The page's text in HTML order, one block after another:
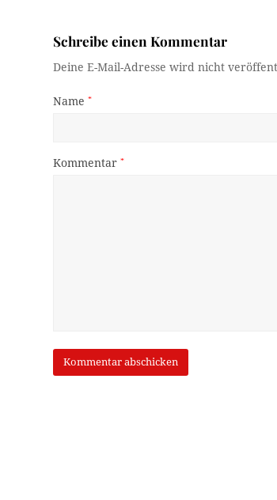
Schreibe einen Kommentar
Deine E-Mail-Adresse wird nicht
Name*
Kommentar*